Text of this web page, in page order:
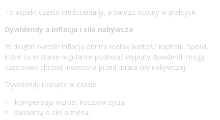
To aspekt często niedoceniany, a bardzo istotny w praktyce.
Dywidendy a inflacja i siła nabywcza
W długim okresie inflacja obniża realną wartość kapitału. Spółki,
które są w stanie regularnie podnosić wypłaty dywidend, mogą
częściowo chronić inwestora przed utratą siły nabywczej.
Dywidendy rosnące w czasie:
kompensują wzrost kosztów życia,
świadczą o sile biznesu,